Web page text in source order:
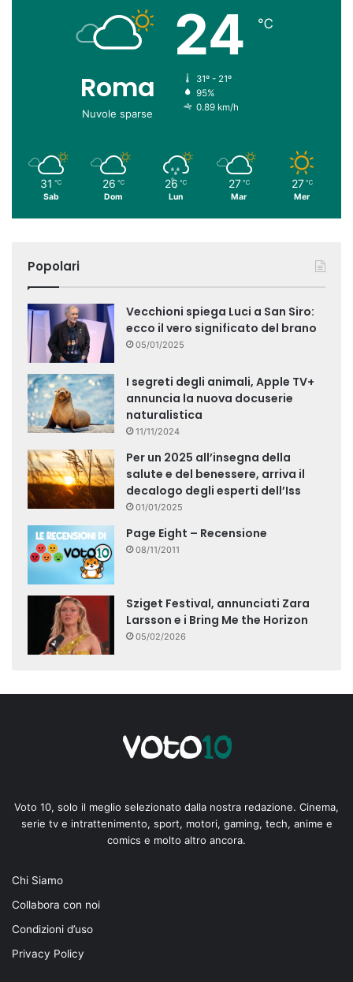
Roma
Nuvole sparse
24 ℃
31º - 21º
95%
0.89 km/h
31 ℃
Sab
26 ℃
Dom
26 ℃
Lun
27 ℃
Mar
27 ℃
Mer
Popolari
Vecchioni spiega Luci a San Siro:
ecco il vero significato del brano
05/01/2025
I segreti degli animali, Apple TV+
annuncia la nuova docuserie
naturalistica
11/11/2024
Per un 2025 all’insegna della
salute e del benessere, arriva il
decalogo degli esperti dell’Iss
01/01/2025
Page Eight – Recensione
08/11/2011
Sziget Festival, annunciati Zara
Larsson e i Bring Me the Horizon
05/02/2026
Voto 10, solo il meglio selezionato dalla nostra redazione. Cinema,
serie tv e intrattenimento, sport, motori, gaming, tech, anime e
comics e molto altro ancora.
Chi Siamo
Collabora con noi
Condizioni d’uso
Privacy Policy